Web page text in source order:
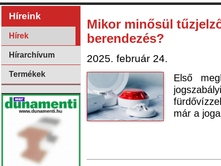
Híreink
Hírek
Hírarchívum
Termékek
Mikor minősül
berendezés?
2025. február 24.
Első
már a